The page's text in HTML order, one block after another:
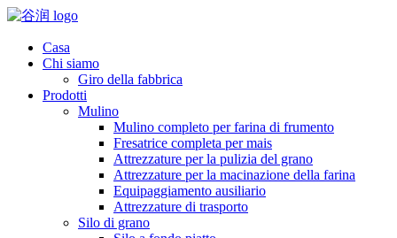
Casa
Chi siamo
Giro della fabbrica
Prodotti
Mulino
Mulino completo per farina di frumento
Fresatrice completa per mais
Attrezzature per la pulizia del grano
Attrezzature per la macinazione della farina
Equipaggiamento ausiliario
Attrezzature di trasporto
Silo di grano